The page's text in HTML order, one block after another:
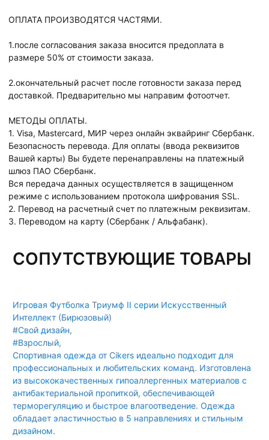
ОПЛАТА ПРОИЗВОДЯТСЯ ЧАСТЯМИ.
1.после согласования заказа вносится предоплата в
размере 50% от стоимости заказа.
2.окончательный расчет после готовности заказа перед
доставкой. Предварительно мы направим фотоотчет.
МЕТОДЫ ОПЛАТЫ.
1. Visa, Mastercard, МИР через онлайн эквайринг Сбербанк.
Безопасность перевода. Для оплаты (ввода реквизитов
Вашей карты) Вы будете перенаправлены на платежный
шлюз ПАО Сбербанк.
Вся передача данных осуществляется в защищенном
режиме с использованием протокола шифрования SSL.
2. Перевод на расчетный счет по платежным реквизитам.
3. Переводом на карту (Сбербанк / Альфабанк).
СОПУТСТВУЮЩИЕ ТОВАРЫ
Игровая Футболка Триумф II серии Искусственный
Интеллект (Бирюзовый)
#Свой дизайн,
#Взрослый,
Спортивная одежда от Cikers идеально подходит для
профессиональных и любительских команд. Изготовлена
из высококачественных гипоаллергенных материалов с
антибактериальной пропиткой, обеспечивающей
терморегуляцию и быстрое влагоотведение. Одежда
обладает эластичностью в 5 направлениях и стильным
дизайном.